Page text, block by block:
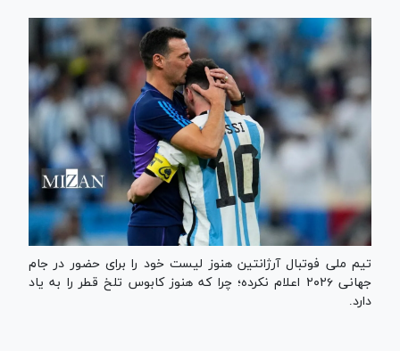
تیم ملی فوتبال آرژانتین هنوز لیست خود را برای حضور در جام
جهانی ۲۰۲۶ اعلام نکرده؛ چرا که هنوز کابوس تلخ قطر را به یاد
دارد.